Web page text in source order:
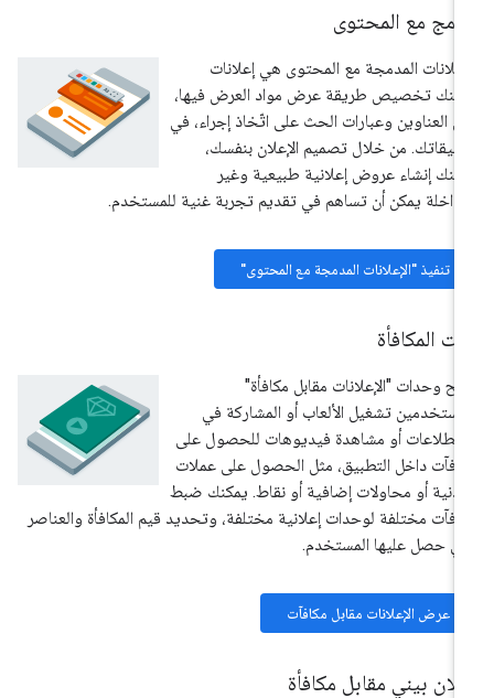
مع المحتوى
المدمجة مع المحتوى هي إعلانات
تخصيص طريقة عرض مواد العرض فيها،
العناوين وعبارات الحث على اتّخاذ إجراء، في
من خلال تصميم الإعلان بنفسك،
إنشاء عروض إعلانية طبيعية وغير
يمكن أن تساهم في تقديم تجربة غنية للمستخدم.
تنفيذ "الإعلانات المدمجة مع المحتوى"
المكافأة
وحدات "الإعلانات مقابل مكافأة"
تشغيل الألعاب أو المشاركة في
أو مشاهدة فيديوهات للحصول على
داخل التطبيق، مثل الحصول على عملات
أو محاولات إضافية أو نقاط. يمكنك ضبط
مختلفة لوحدات إعلانية مختلفة، وتحديد قيم المكافأة والعناصر
حصل عليها المستخدم.
عرض الإعلانات مقابل مكافآت
بيني مقابل مكافأة